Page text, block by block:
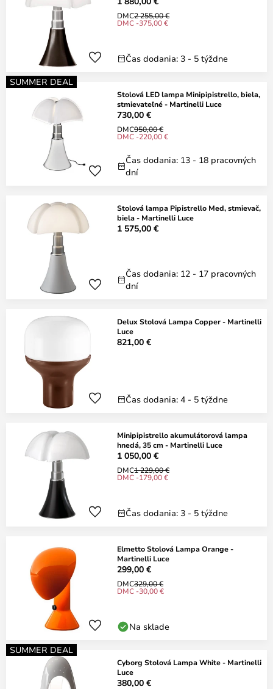
DMC2 255,00 €
DMC -375,00 €
Čas dodania: 3 - 5 týždne
SUMMER DEAL
Stolová LED lampa Minipipistrello, biela,
stmievateľné - Martinelli Luce
730,00 €
DMC950,00 €
DMC -220,00 €
Čas dodania: 13 - 18 pracovných
dní
Stolová lampa Pipistrello Med, stmievač,
biela - Martinelli Luce
1 575,00 €
Čas dodania: 12 - 17 pracovných
dní
Delux Stolová Lampa Copper - Martinelli
Luce
821,00 €
Čas dodania: 4 - 5 týždne
Minipipistrello akumulátorová lampa
hnedá, 35 cm - Martinelli Luce
1 050,00 €
DMC1 229,00 €
DMC -179,00 €
Čas dodania: 3 - 5 týždne
Elmetto Stolová Lampa Orange -
Martinelli Luce
299,00 €
DMC329,00 €
DMC -30,00 €
Na sklade
SUMMER DEAL
Cyborg Stolová Lampa White - Martinelli
Luce
380,00 €